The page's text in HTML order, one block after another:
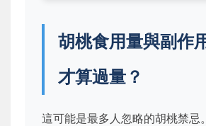
胡桃食用量與副作
才算過量？
這可能是最多人忽略的胡桃禁忌